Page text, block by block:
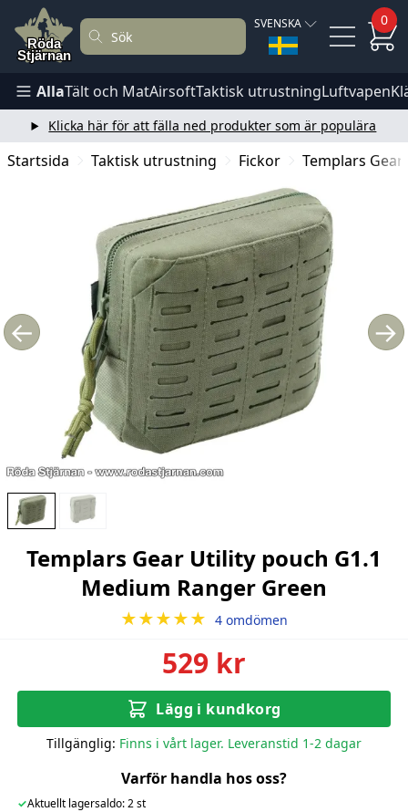
SVENSKA 0
AllaTält och MatAirsoftTaktisk utrustningLuftvapen
Klicka här för att fälla ned produkter som är populära
Startsida Taktisk utrustning Fickor Templars
← →
Templars Gear Utility pouch G1.1
Medium Ranger Green
★★★★★ 4 omdömen
529 kr
Lägg i kundkorg
Tillgänglig: Finns i vårt lager. Leveranstid 1-2 dagar
Varför handla hos oss?
✓Aktuellt lagersaldo: 2 st